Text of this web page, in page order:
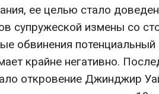
ее целью стало
супружеской измены со
обвинения потенциальный
крайне негативно.
откровение Джинджир